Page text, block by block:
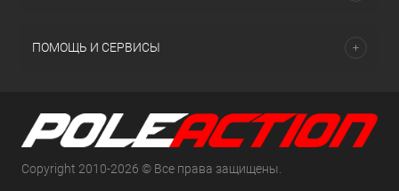
ПОМОЩЬ И СЕРВИСЫ
Copyright 2010-2026 © Все права защищены.